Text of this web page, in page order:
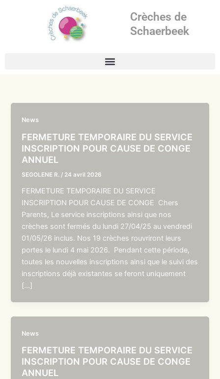
Crèches de
Schaerbeek
News
FERMETURE TEMPORAIRE DU SERVICE
INSCRIPTION POUR CAUSE DE CONGE
ANNUEL
SEGOLENE R. / 24 avril 2026
FERMETURE TEMPORAIRE DU SERVICE
INSCRIPTION POUR CAUSE DE CONGE Chers
Parents, Le service inscriptions ainsi que nos
crèches sont fermés du lundi 27/04/25 au vendredi
01/05/26 inclus. Nos 19 crèches rouvriront leurs
portes le lundi 4 mai 2026. Pendant cette période,
toutes les nouvelles inscriptions ainsi que le suivi des
inscriptions déjà existantes se feront uniquement
[…]
News
FERMETURE TEMPORAIRE DU SERVICE
INSCRIPTION POUR CAUSE DE CONGE
ANNUEL